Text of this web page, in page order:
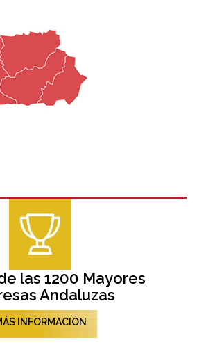
las 1200 Mayores
Andaluzas
INFORMACIÓN